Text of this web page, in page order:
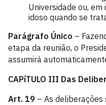
Universidade ou, em
idoso quando se
Parágrafo Único –
etapa da reunião, o
assumirá
CAPíTULO III Das
Art. 19 – As